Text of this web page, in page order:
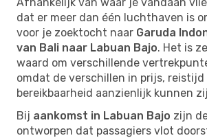
dat er meer dan één luchthaven is
voor je zoektocht naar Garuda
van Bali naar Labuan Bajo. Het is
waard om verschillende
omdat de verschillen in prijs, reistijd
bereikbaarheid aanzienlijk kunnen
Bij aankomst in Labuan Bajo zijn
ontworpen dat passagiers vlot